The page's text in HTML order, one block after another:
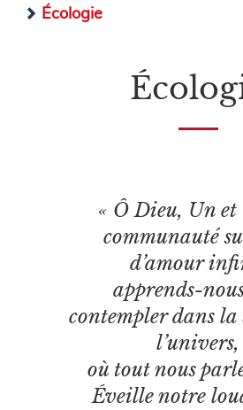
Écologie
« Ô Dieu, Un
communauté
d’amour
apprends-
contempler dans la
l’univers,
où tout nous
Éveille notre